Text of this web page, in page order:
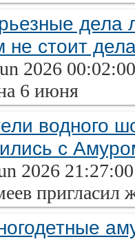
дела
стоит
2026
6 июня
водного
с
2026
пригласил